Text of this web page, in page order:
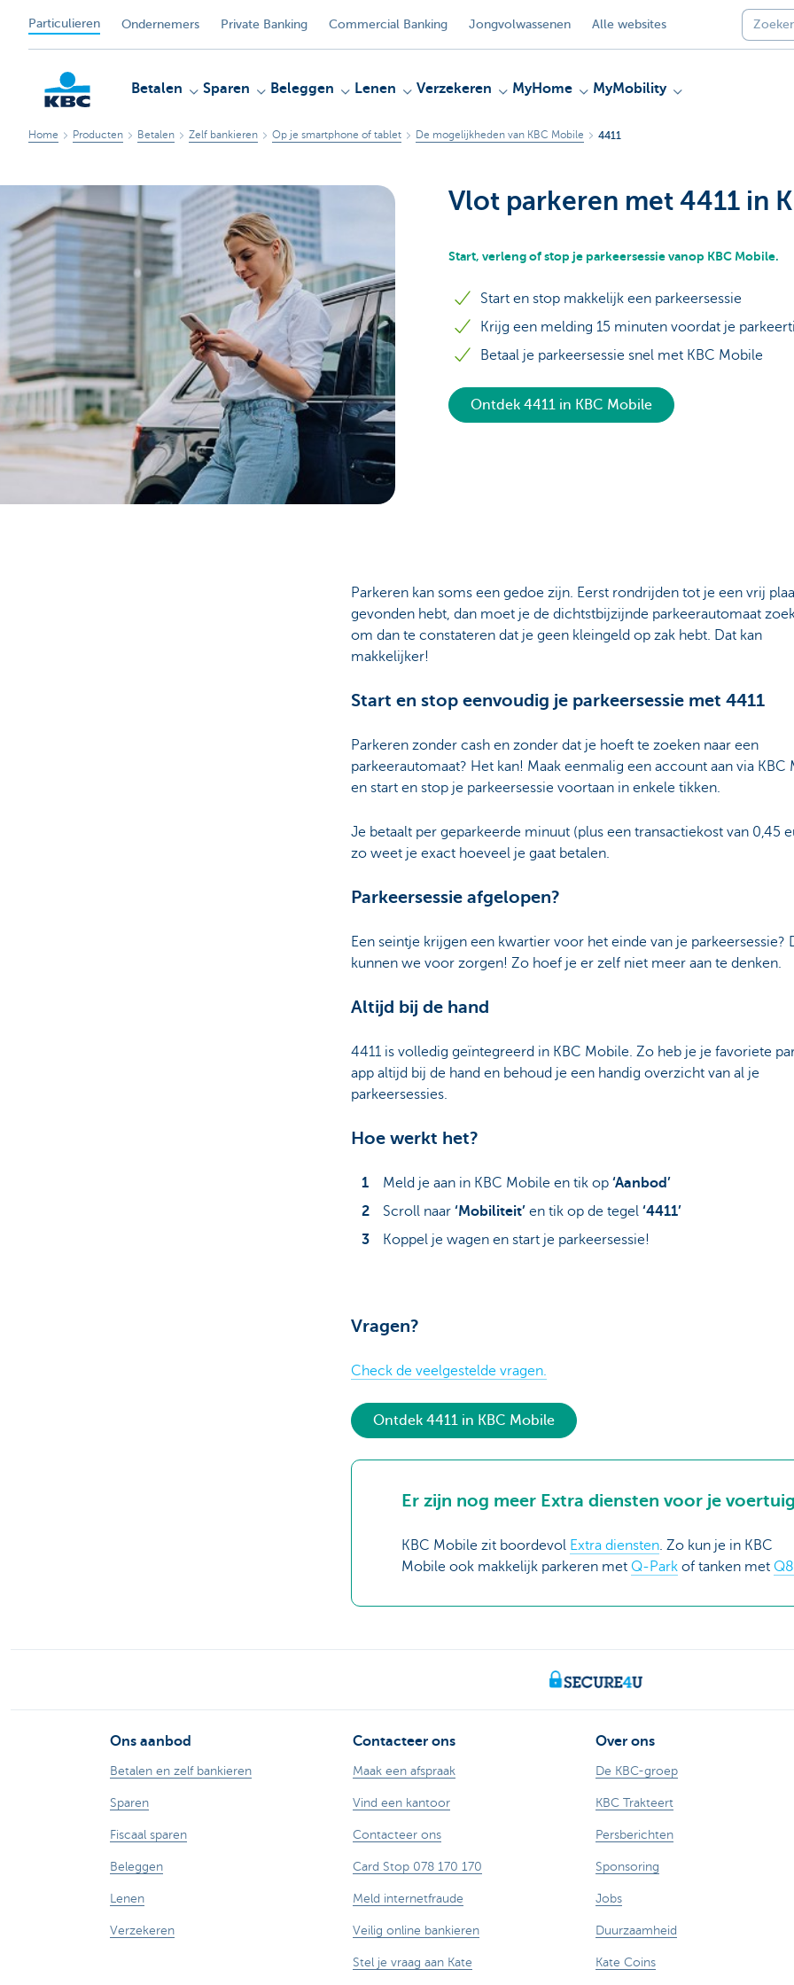
Particulieren Ondernemers Private Banking Commercial Banking Jongvolwassenen Alle websites
KBC
Particulieren
Betalen Sparen Beleggen Lenen Verzekeren MyHome MyMobility
Home Producten Betalen Zelf bankieren Op je smartphone of tablet De mogelijkheden van KBC Mobile 4411
Vlot parkeren met 4411 in
Start, verleng of stop je parkeersessie vanop KBC Mobile.
Start en stop makkelijk een parkeersessie
Krijg een melding 15 minuten voordat je
Betaal je parkeersessie snel met KBC Mobile
Ontdek 4411 in KBC Mobile
Parkeren kan soms een gedoe zijn. Eerst rondrijden tot je een vrij
gevonden hebt, dan moet je de dichtstbijzijnde parkeerautomaat
om dan te constateren dat je geen kleingeld op zak hebt. Dat kan
makkelijker!
Start en stop eenvoudig je parkeersessie met 4411
Parkeren zonder cash en zonder dat je hoeft te zoeken naar een
parkeerautomaat? Het kan! Maak eenmalig een account aan via KBC
en start en stop je parkeersessie voortaan in enkele tikken.
Je betaalt per geparkeerde minuut (plus een transactiekost van 0,45
zo weet je exact hoeveel je gaat betalen.
Parkeersessie afgelopen?
Een seintje krijgen een kwartier voor het einde van je parkeersessie?
kunnen we voor zorgen! Zo hoef je er zelf niet meer aan te denken.
Altijd bij de hand
4411 is volledig geïntegreerd in KBC Mobile. Zo heb je je favoriete
app altijd bij de hand en behoud je een handig overzicht van al je
parkeersessies.
Hoe werkt het?
Meld je aan in KBC Mobile en tik op ‘Aanbod’
Scroll naar‘Mobiliteit’ en tik op de tegel ‘4411’
Koppel je wagen en start je parkeersessie!
Vragen?
Check de veelgestelde vragen.
Ontdek 4411 in KBC Mobile
Er zijn nog meer Extra diensten voor je
KBC Mobile zit boordevol Extra diensten. Zo kun je in KBC
Mobile ook makkelijk parkeren met Q-Parkof tanken met Q8
Ons aanbod
Betalen en zelf bankieren
Sparen
Fiscaal sparen
Beleggen
Lenen
Verzekeren
Contacteer ons
Maak een afspraak
Vind een kantoor
Contacteer ons
Card Stop 078 170 170
Meld internetfraude
Veilig online bankieren
Stel je vraag aan Kate
Over ons
De KBC-groep
KBC Trakteert
Persberichten
Sponsoring
Jobs
Duurzaamheid
Kate Coins